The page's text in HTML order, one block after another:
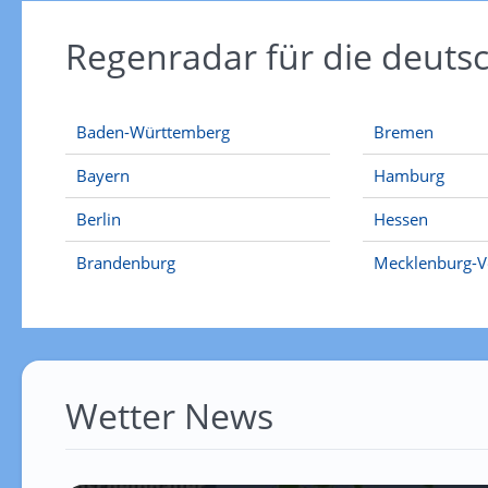
Regenradar für die
Baden-Württemberg
Bayern
Berlin
Brandenburg
Bremen
Hamburg
Hessen
Mecklenburg-
Wetter News